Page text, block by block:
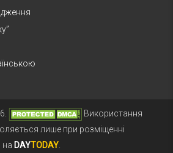
Використання
лише при розміщенні
на DAYTODAY